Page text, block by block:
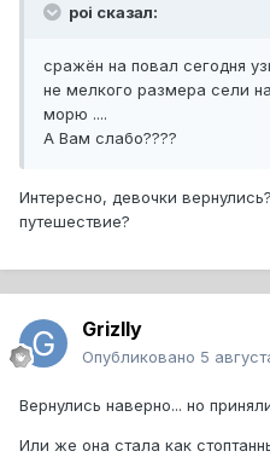
poi сказал:
сражён на повал сегодня
не мелкого размера сели
морю ....
А Вам слабо????
Интересно, девочки
путешествие?
Grizlly
Опубликовано 5
Вернулись наверно... но
Или же она стала как